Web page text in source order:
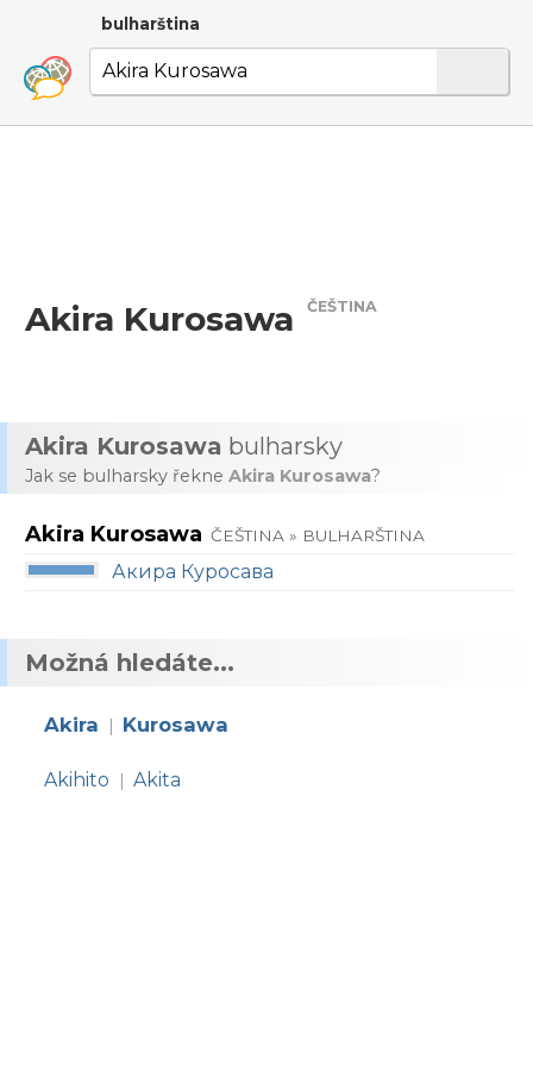
bulharština
Akira Kurosawa ČEŠTINA
Akira Kurosawa bulharsky
Jak se bulharsky řekne Akira Kurosawa?
Akira Kurosawa ČEŠTINA » BULHARŠTINA
Акира Куросава
Možná hledáte...
Akira | Kurosawa
Akihito | Akita